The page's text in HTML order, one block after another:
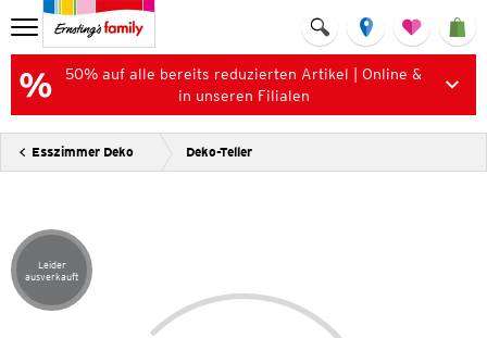
50% auf alle bereits reduzierten Artikel | Online &
in unseren Filialen
Esszimmer Deko Deko-Teller
Artikel leider ausverkauft
Leider
ausverkauft